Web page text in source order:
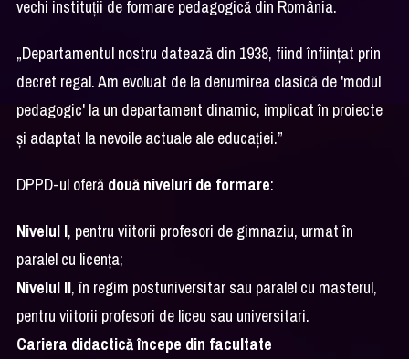
vechi instituții de formare pedagogică din România.
„Departamentul nostru datează din 1938, fiind înființat prin
decret regal. Am evoluat de la denumirea clasică de 'modul
pedagogic' la un departament dinamic, implicat în proiecte
și adaptat la nevoile actuale ale educației.”
DPPD-ul oferă două niveluri de formare:
Nivelul I, pentru viitorii profesori de gimnaziu, urmat în
paralel cu licența;
Nivelul II, în regim postuniversitar sau paralel cu masterul,
pentru viitorii profesori de liceu sau universitari.
Cariera didactică începe din facultate